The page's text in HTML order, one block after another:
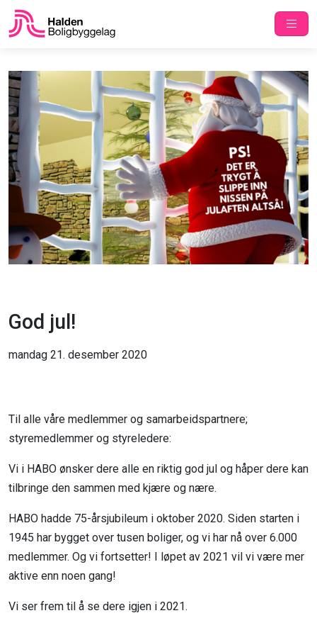
God jul!
mandag 21. desember 2020
Til alle våre medlemmer og samarbeidspartnere;
styremedlemmer og styreledere:
Vi i HABO ønsker dere alle en riktig god jul og håper dere kan
tilbringe den sammen med kjære og nære.
HABO hadde 75-årsjubileum i oktober 2020. Siden starten i
1945 har bygget over tusen boliger, og vi har nå over 6.000
medlemmer. Og vi fortsetter! I løpet av 2021 vil vi være mer
aktive enn noen gang!
Vi ser frem til å se dere igjen i 2021.